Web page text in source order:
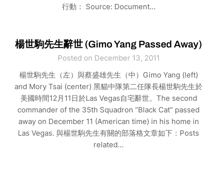
行動： Source: Document…
楊世駒先生辭世 (Gimo Yang Passed Away)
Posted on December 13, 2011
楊世駒先生（左）與蔡盛雄先生（中）Gimo Yang (left)
and Mory Tsai (center) 黑貓中隊第二任隊長楊世駒先生於
美國時間12月11日於Las Vegas自宅辭世。The second
commander of the 35th Squadron “Black Cat” passed
away on December 11 (American time) in his home in
Las Vegas. 與楊世駒先生有關的部落格文章如下：Posts
related…